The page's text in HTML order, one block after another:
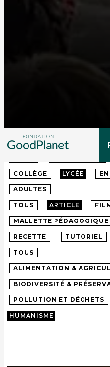
COLLÈGE LYCÉE
ADULTES
TOUS ARTICLE
MALLETTE PÉDAGOGIQUE
RECETTE TUTORIEL
TOUS
ALIMENTATION &
BIODIVERSITÉ &
POLLUTION ET DÉCHETS
HUMANISME